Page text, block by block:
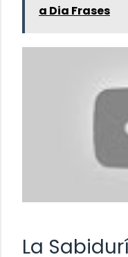
a Dia Frases
La